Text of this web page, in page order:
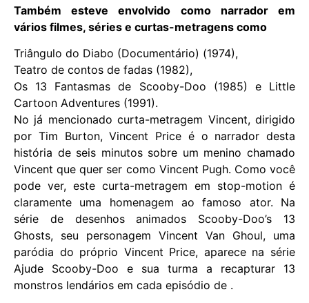
Também esteve envolvido como narrador em
vários filmes, séries e curtas-metragens como
Triângulo do Diabo (Documentário) (1974),
Teatro de contos de fadas (1982),
Os 13 Fantasmas de Scooby-Doo (1985) e Little
Cartoon Adventures (1991).
No já mencionado curta-metragem Vincent, dirigido
por Tim Burton, Vincent Price é o narrador desta
história de seis minutos sobre um menino chamado
Vincent que quer ser como Vincent Pugh. Como você
pode ver, este curta-metragem em stop-motion é
claramente uma homenagem ao famoso ator. Na
série de desenhos animados Scooby-Doo’s 13
Ghosts, seu personagem Vincent Van Ghoul, uma
paródia do próprio Vincent Price, aparece na série
Ajude Scooby-Doo e sua turma a recapturar 13
monstros lendários em cada episódio de .